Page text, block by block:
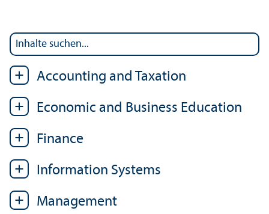
Accounting and Taxation
Economic and Business Education
Finance
Information Systems
Management